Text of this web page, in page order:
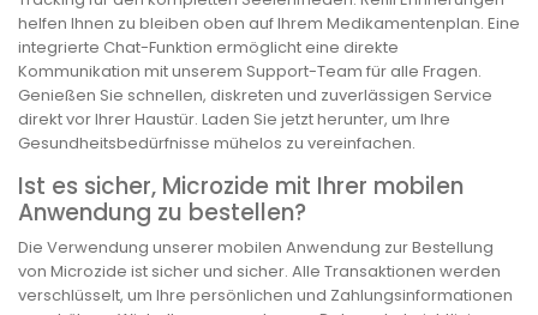
helfen Ihnen zu bleiben oben auf Ihrem Medikamentenplan. Eine
integrierte Chat-Funktion ermöglicht eine direkte
Kommunikation mit unserem Support-Team für alle Fragen.
Genießen Sie schnellen, diskreten und zuverlässigen Service
direkt vor Ihrer Haustür. Laden Sie jetzt herunter, um Ihre
Gesundheitsbedürfnisse mühelos zu vereinfachen.
Ist es sicher, Microzide mit Ihrer mobilen
Anwendung zu bestellen?
Die Verwendung unserer mobilen Anwendung zur Bestellung
von Microzide ist sicher und sicher. Alle Transaktionen werden
verschlüsselt, um Ihre persönlichen und Zahlungsinformationen